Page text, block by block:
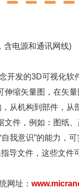
含电源和通讯网线)
开发的3D可视化
缩矢量图，在矢
从机构到部件，
件，例如：图纸
我意识”的能力，
导文件，这些文
网址：